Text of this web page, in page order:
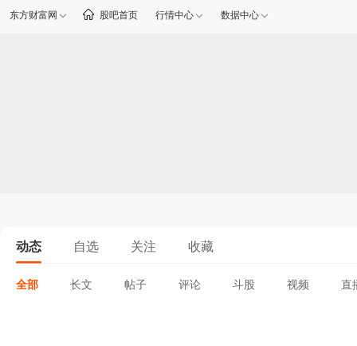
东方财富网 股吧首页 行情中心 数据中心
动态 自选 关注 收藏
全部 长文 帖子 评论 斗股 视频 直